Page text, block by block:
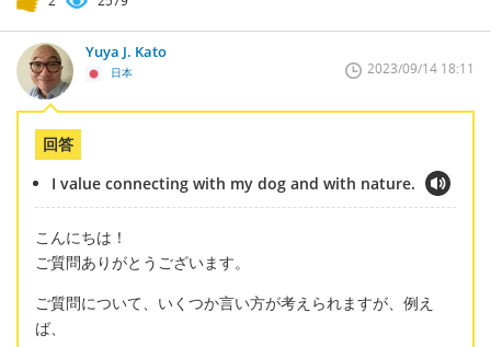
Yuya J. Kato
日本 2023/09/14 18:11
回答
I value connecting with my dog and with nature.
こんにちは！
ご質問ありがとうございます。
ご質問について、いくつか言い方が考えられますが、例え
ば、